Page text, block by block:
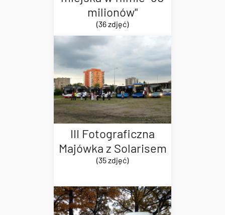
milionów"
(36 zdjęć)
III Fotograficzna
Majówka z Solarisem
(35 zdjęć)